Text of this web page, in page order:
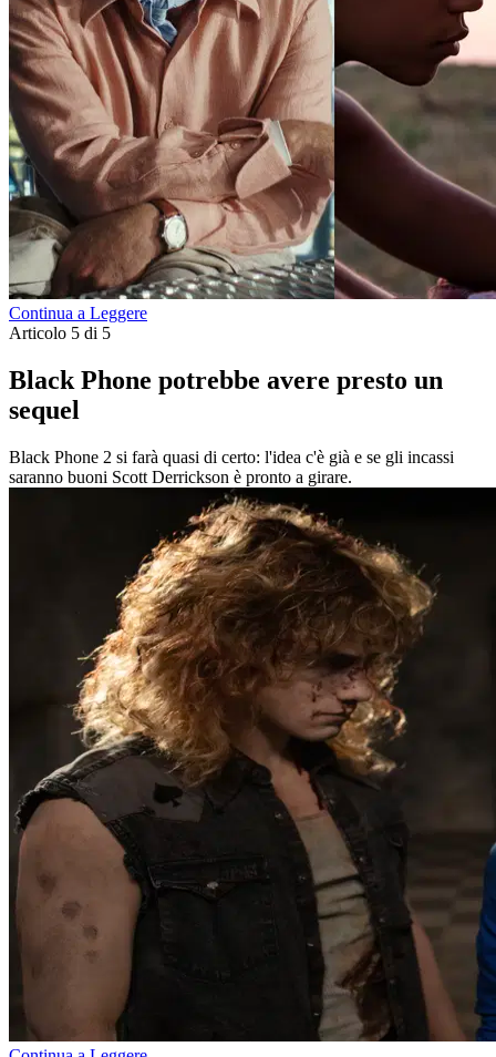
Continua a Leggere
Articolo 5 di 5
Black Phone potrebbe avere presto un
sequel
Black Phone 2 si farà quasi di certo: l'idea c'è già e se gli incassi
saranno buoni Scott Derrickson è pronto a girare.